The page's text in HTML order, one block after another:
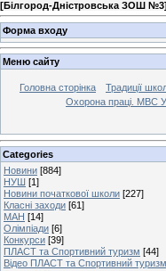
[Білгород-Дністровська ЗОШ №3]
Форма входу
Меню сайту
Головна сторінка Традиції
Охорона праці. МВС
Categories
Новини [884]
НУШ [1]
Новини початкової школи [227]
Класні заходи [61]
МАН [14]
Олімпіади [6]
Конкурси [39]
ПЛАСТ та Спортивний туризм [44]
Відео ПЛАСТ та Спортивний туризм